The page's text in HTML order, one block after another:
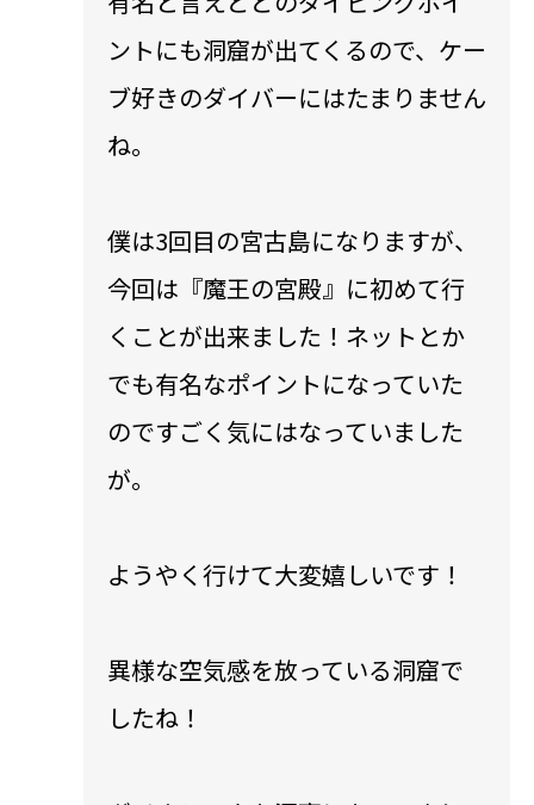
ントにも洞窟が出てくるので、ケー
ブ好きのダイバーにはたまりません
ね。
僕は3回目の宮古島になりますが、
今回は『魔王の宮殿』に初めて行
くことが出来ました！ネットとか
でも有名なポイントになっていた
のですごく気にはなっていました
が。
ようやく行けて大変嬉しいです！
異様な空気感を放っている洞窟で
したね！